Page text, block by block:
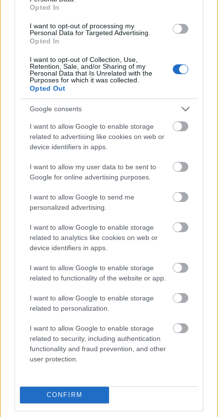
Opted In
I want to opt-out of processing my
Personal Data for Targeted Advertising.
Opted In
I want to opt-out of Collection, Use,
Retention, Sale, and/or Sharing of my
Personal Data that Is Unrelated with the
Purposes for which it was collected.
Opted Out
Google consents
I want to allow Google to enable storage
related to advertising like cookies on web or
device identifiers in apps.
I want to allow my user data to be sent to
Google for online advertising purposes.
I want to allow Google to send me
personalized advertising.
I want to allow Google to enable storage
related to analytics like cookies on web or
device identifiers in apps.
I want to allow Google to enable storage
related to functionality of the website or app.
I want to allow Google to enable storage
related to personalization.
I want to allow Google to enable storage
related to security, including authentication
functionality and fraud prevention, and other
user protection.
CONFIRM
Az ég és föld nem emberi: néki a
dolgok, mint szalma-kutyák
2025. november 16.
Mindenki szarul van vagy meg van őrülve, vannak
ezek a hetek. Az összes osztályunkon bentfekvő
páciens rosszabbul van, és a szakrendelőbe is félve
Hajózni márpedig muszáj
Nyáron azt mondta valaki, talán Viktor, vagy Lucia,
de inkább mégis Viktor, a teraszunkon, hogy